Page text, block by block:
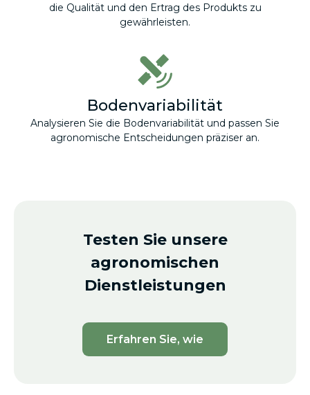
die Qualität und den Ertrag des Produkts zu
gewährleisten.
Bodenvariabilität
Analysieren Sie die Bodenvariabilität und passen Sie
agronomische Entscheidungen präziser an.
Testen Sie unsere
agronomischen
Dienstleistungen
Erfahren Sie, wie